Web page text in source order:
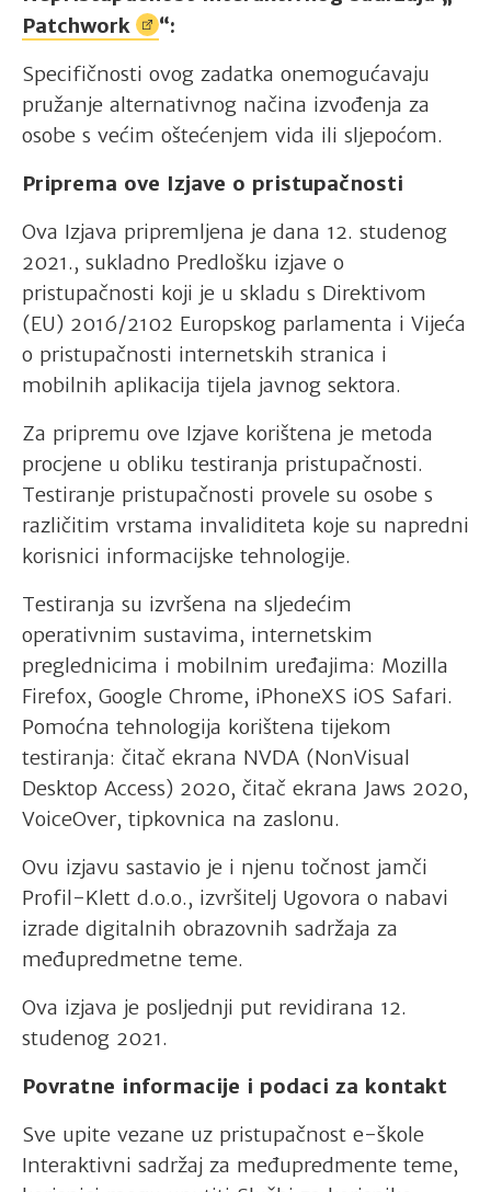
Patchwork
“:
Specifičnosti ovog zadatka onemogućavaju
pružanje alternativnog načina izvođenja za
osobe s većim oštećenjem vida ili sljepoćom.
Priprema ove Izjave o pristupačnosti
Ova Izjava pripremljena je dana 12. studenog
2021., sukladno Predlošku izjave o
pristupačnosti koji je u skladu s Direktivom
(EU) 2016/2102 Europskog parlamenta i Vijeća
o pristupačnosti internetskih stranica i
mobilnih aplikacija tijela javnog sektora.
Za pripremu ove Izjave korištena je metoda
procjene u obliku testiranja pristupačnosti.
Testiranje pristupačnosti provele su osobe s
različitim vrstama invaliditeta koje su napredni
korisnici informacijske tehnologije.
Testiranja su izvršena na sljedećim
operativnim sustavima, internetskim
preglednicima i mobilnim uređajima: Mozilla
Firefox, Google Chrome, iPhoneXS iOS Safari.
Pomoćna tehnologija korištena tijekom
testiranja: čitač ekrana NVDA (NonVisual
Desktop Access) 2020, čitač ekrana Jaws 2020,
VoiceOver, tipkovnica na zaslonu.
Ovu izjavu sastavio je i njenu točnost jamči
Profil-Klett d.o.o., izvršitelj Ugovora o nabavi
izrade digitalnih obrazovnih sadržaja za
međupredmetne teme.
Ova izjava je posljednji put revidirana 12.
studenog 2021.
Povratne informacije i podaci za kontakt
Sve upite vezane uz pristupačnost e-škole
Interaktivni sadržaj za međupredmente teme,